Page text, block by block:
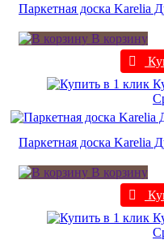
Паркетная доска Karelia
В корзину
Паркетная доска Karelia
В корзину